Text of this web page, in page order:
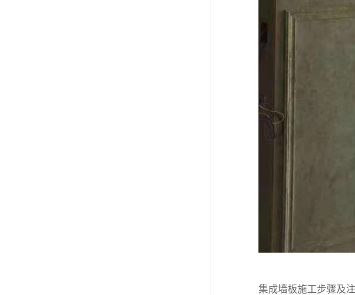
集成墙板施工步骤及注